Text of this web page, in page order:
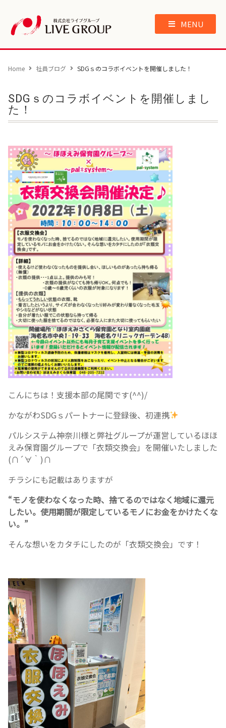
MENU
Home 社員ブログ SDGｓのコラボイベントを開催しました！
SDGｓのコラボイベントを開催しまし
た！
こんにちは！支援本部の尾関です(^^)/
かながわSDGｓパートナーに登録後、初連携
パルシステム神奈川様と弊社グループが運営しているほほ
えみ保育園グループで「衣類交換会」を開催いたしました
(∩´∀｀)∩
チラシにも記載はありますが
“モノを使わなくなった時、捨てるのではなく地域に還元
したい。使用期間が限定しているモノにお金をかけたくな
い。”
そんな想いをカタチにしたのが「衣類交換会」です！